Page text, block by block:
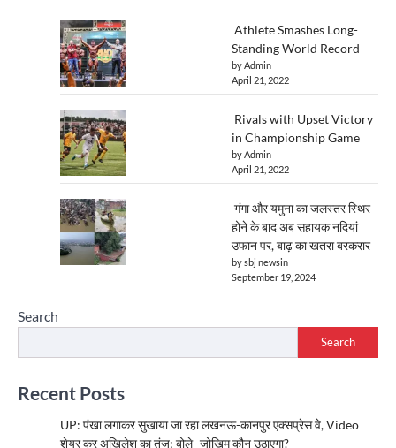
Athlete Smashes Long-
Standing World Record
by Admin
April 21, 2022
Rivals with Upset Victory
in Championship Game
by Admin
April 21, 2022
गंगा और यमुना का जलस्तर स्थिर
होने के बाद अब सहायक नदियां
उफान पर, बाढ़ का खतरा बरकरार
by sbj newsin
September 19, 2024
Search
Search
Recent Posts
UP: पंखा लगाकर सुखाया जा रहा लखनऊ-कानपुर एक्सप्रेस वे, Video
शेयर कर अखिलेश का तंज; बोले- जोखिम कौन उठाएगा?